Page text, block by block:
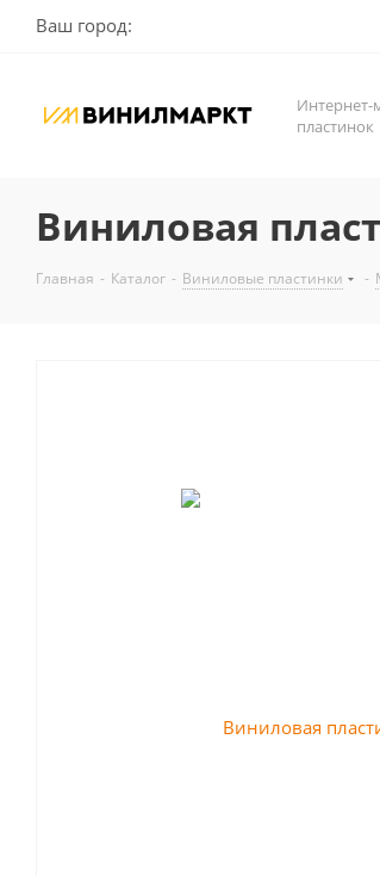
Ваш город:
Интернет-
пластинок
Виниловая
Главная - Каталог - Виниловые пластинки -